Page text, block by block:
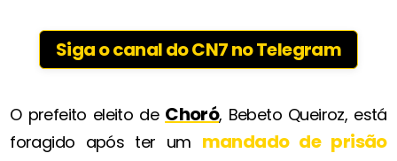
Siga o canal do CN7 no Telegram
O prefeito eleito de Choró, Bebeto Queiroz, está
foragido após ter um mandado de prisão